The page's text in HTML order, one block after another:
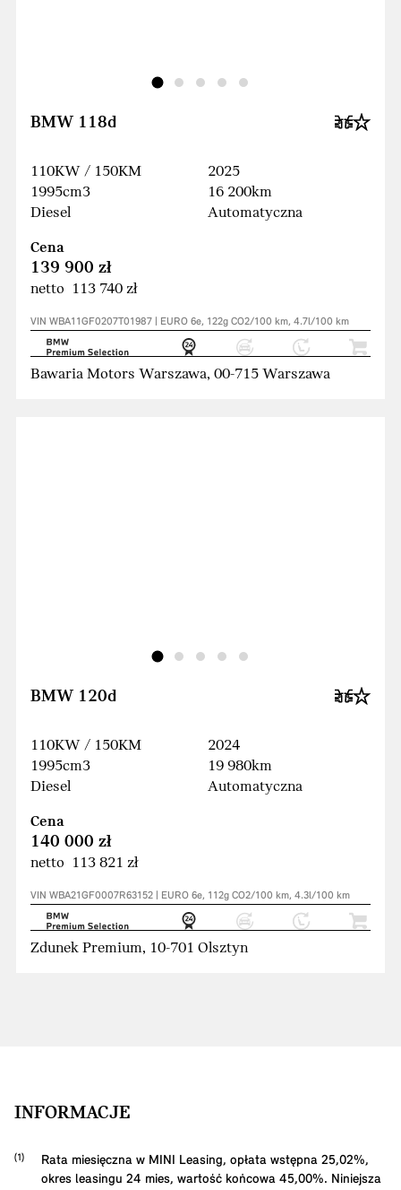
BMW 118d
110KW / 150KM
1995cm3
Diesel
2025
16 200km
Automatyczna
Cena
139 900 zł
netto 113 740 zł
VIN WBA11GF0207T01987 | EURO 6e, 122g CO2/100 km, 4.7l/100 km
Bawaria Motors Warszawa, 00-715 Warszawa
BMW 120d
110KW / 150KM
1995cm3
Diesel
2024
19 980km
Automatyczna
Cena
140 000 zł
netto 113 821 zł
VIN WBA21GF0007R63152 | EURO 6e, 112g CO2/100 km, 4.3l/100 km
Zdunek Premium, 10-701 Olsztyn
INFORMACJE
Rata miesięczna w MINI Leasing, opłata wstępna 25,02%,
okres leasingu 24 mies, wartość końcowa 45,00%. Niniejsza